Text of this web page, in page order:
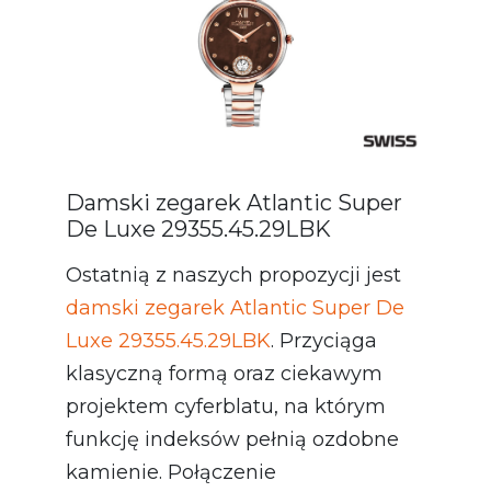
Damski zegarek Atlantic Super
De Luxe 29355.45.29LBK
Ostatnią z naszych propozycji jest
damski zegarek Atlantic Super De
Luxe 29355.45.29LBK. Przyciąga
klasyczną formą oraz ciekawym
projektem cyferblatu, na którym
funkcję indeksów pełnią ozdobne
kamienie. Połączenie